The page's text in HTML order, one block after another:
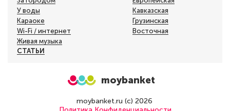
У воды
Караоке
Wi-Fi / интернет
Живая музыка
Кавказская
Грузинская
Восточная
СТАТЬИ
moybanket
moybanket.ru (с) 2026